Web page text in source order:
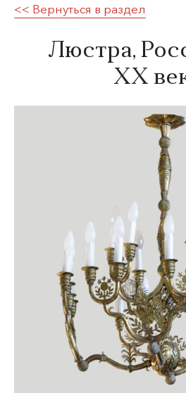
Меандр-
<< Вернуться в раздел
Люстра,
XX